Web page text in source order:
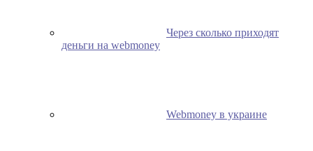
Через сколько приходят
деньги на webmoney
Webmoney в украине